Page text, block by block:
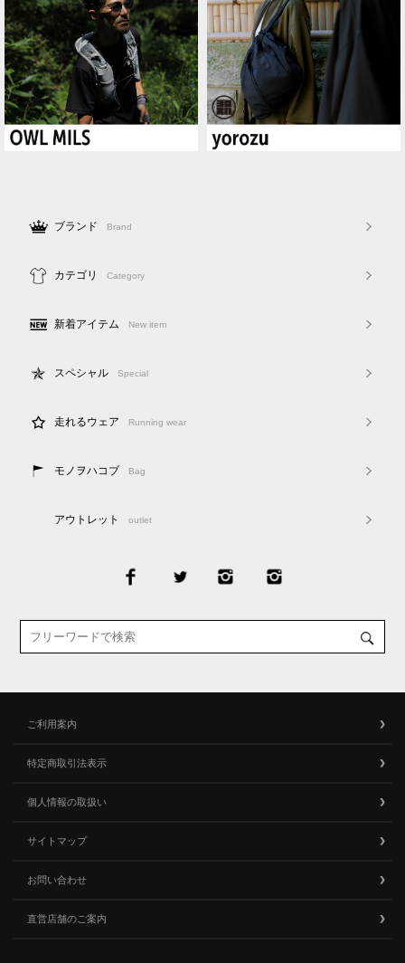
ブランド Brand
カテゴリ Category
新着アイテム New item
スペシャル Special
走れるウェア Running wear
モノヲハコブ Bag
アウトレット outlet
ご利用案内
特定商取引法表示
個人情報の取扱い
サイトマップ
お問い合わせ
直営店舗のご案内